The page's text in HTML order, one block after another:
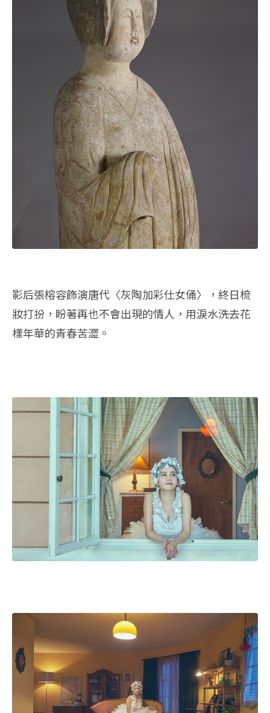
影后張榕容飾演唐代〈灰陶加彩仕女俑〉，終日梳
妝打扮，盼著再也不會出現的情人，用淚水洗去花
樣年華的青春苦澀。